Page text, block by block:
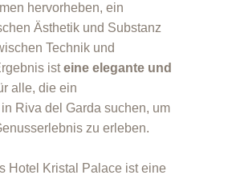
hervorheben, ein
Ästhetik und Substanz
Technik und
isteine elegante und
alle, die ein
Riva del Garda suchen, um
zu erleben.
Hotel Kristal Palace ist eine